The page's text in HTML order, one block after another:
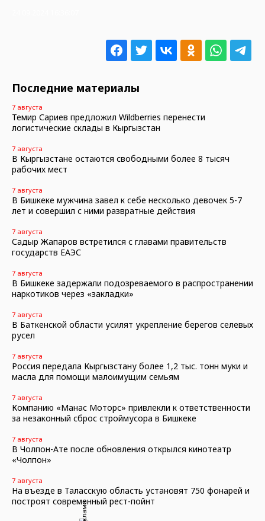
Последние материалы
7 августа
Темир Сариев предложил Wildberries перенести
логистические склады в Кыргызстан
7 августа
В Кыргызстане остаются свободными более 8 тысяч
рабочих мест
7 августа
В Бишкеке мужчина завел к себе несколько девочек 5-7
лет и совершил с ними развратные действия
7 августа
Садыр Жапаров встретился с главами правительств
государств ЕАЭС
7 августа
В Бишкеке задержали подозреваемого в распространении
наркотиков через «закладки»
7 августа
В Баткенской области усилят укрепление берегов селевых
русел
7 августа
Россия передала Кыргызстану более 1,2 тыс. тонн муки и
масла для помощи малоимущим семьям
7 августа
Компанию «Манас Моторс» привлекли к ответственности
за незаконный сброс строймусора в Бишкеке
7 августа
В Чолпон-Ате после обновления открылся кинотеатр
«Чолпон»
7 августа
На въезде в Таласскую область установят 750 фонарей и
построят современный рест-пойнт
Реклама